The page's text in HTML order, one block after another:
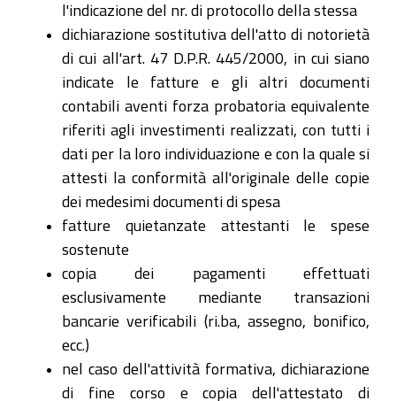
l'indicazione del nr. di protocollo della stessa
dichiarazione sostitutiva dell'atto di notorietà
di cui all'art. 47 D.P.R. 445/2000, in cui siano
indicate le fatture e gli altri documenti
contabili aventi forza probatoria equivalente
riferiti agli investimenti realizzati, con tutti i
dati per la loro individuazione e con la quale si
attesti la conformità all'originale delle copie
dei medesimi documenti di spesa
fatture quietanzate attestanti le spese
sostenute
copia dei pagamenti effettuati
esclusivamente mediante transazioni
bancarie verificabili (ri.ba, assegno, bonifico,
ecc.)
nel caso dell'attività formativa, dichiarazione
di fine corso e copia dell'attestato di